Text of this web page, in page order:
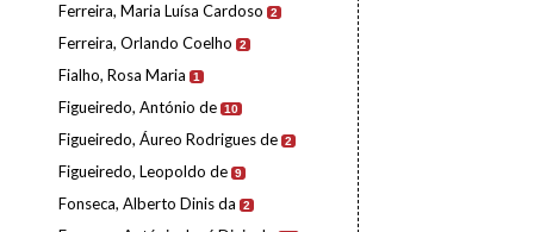
Ferreira, Maria Luísa Cardoso 2
Ferreira, Orlando Coelho 2
Fialho, Rosa Maria 1
Figueiredo, António de 10
Figueiredo, Áureo Rodrigues de 2
Figueiredo, Leopoldo de 9
Fonseca, Alberto Dinis da 2